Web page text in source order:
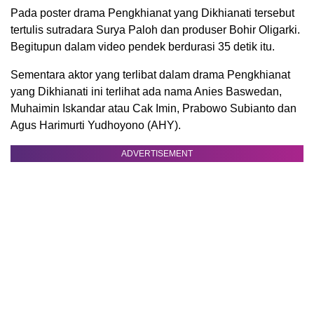
Pada poster drama Pengkhianat yang Dikhianati tersebut
tertulis sutradara Surya Paloh dan produser Bohir Oligarki.
Begitupun dalam video pendek berdurasi 35 detik itu.
Sementara aktor yang terlibat dalam drama Pengkhianat
yang Dikhianati ini terlihat ada nama Anies Baswedan,
Muhaimin Iskandar atau Cak Imin, Prabowo Subianto dan
Agus Harimurti Yudhoyono (AHY).
ADVERTISEMENT